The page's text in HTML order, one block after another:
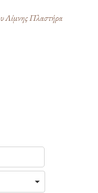
Λίμνης Πλαστήρα